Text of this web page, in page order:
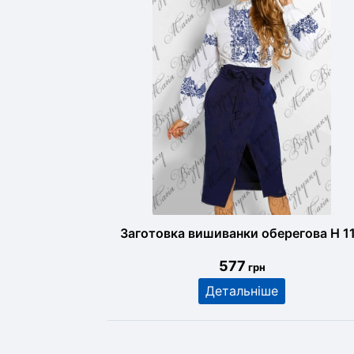
Заготовка вишиванки оберегова Н
577 грн
Детальніше